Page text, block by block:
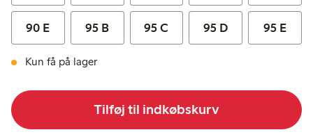
90 E 95 B 95 C 95 D 95 E
Kun få på lager
Tilføj til indkøbskurv